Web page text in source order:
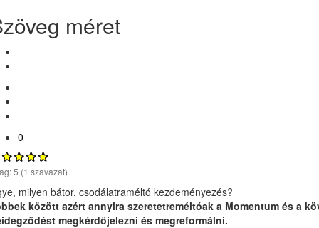
méret
0
5 (1 szavazat)
milyen bátor, csodálatraméltó kezdeményezés?
között azért annyira szeretetreméltóak a Momentum és a
megkérdőjelezni és megreformálni.